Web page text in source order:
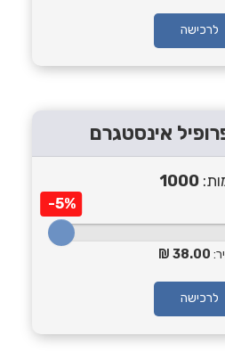
לרכישה
אינסטגרם
1000
-5%
38.00
לרכישה